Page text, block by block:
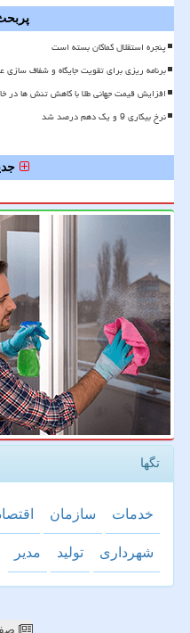
پنجره استقلال کماکان بسته است
برنامه ریزی برای تقویت جایگاه و شفاف سازی
افزایش قیمت جهانی طلا با کاهش تنش ها در
نرخ بیکاری 9 و یک دهم درصد شد
تگها
خدمات سازمان
شهرداری تولید مدیر